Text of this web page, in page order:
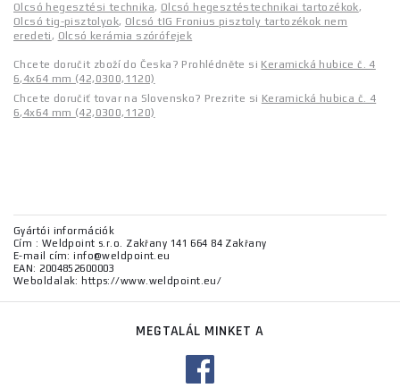
Olcsó hegesztési technika, Olcsó hegesztéstechnikai tartozékok,
Olcsó tig-pisztolyok, Olcsó tIG Fronius pisztoly tartozékok nem
eredeti, Olcsó kerámia szórófejek
Chcete doručit zboží do Česka? Prohlédněte si Keramická hubice č. 4
6,4x64 mm (42,0300,1120)
Chcete doručiť tovar na Slovensko? Prezrite si Keramická hubica č. 4
6,4x64 mm (42,0300,1120)
Gyártói információk
Cím : Weldpoint s.r.o. Zakřany 141 664 84 Zakřany
E-mail cím: info@weldpoint.eu
EAN: 2004852600003
Weboldalak: https://www.weldpoint.eu/
MEGTALÁL MINKET A